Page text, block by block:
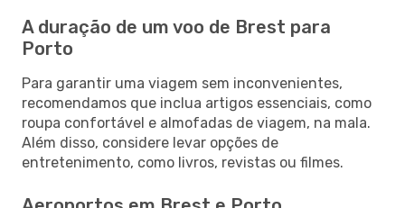
A duração de um voo de Brest para
Porto
Para garantir uma viagem sem inconvenientes,
recomendamos que inclua artigos essenciais, como
roupa confortável e almofadas de viagem, na mala.
Além disso, considere levar opções de
entretenimento, como livros, revistas ou filmes.